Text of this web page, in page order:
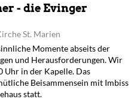
- die Evinger
St. Marien
Momente abseits der
und Herausforderungen. Wir
Uhr in der Kapelle. Das
Beisammensein mit Imbiss
statt.